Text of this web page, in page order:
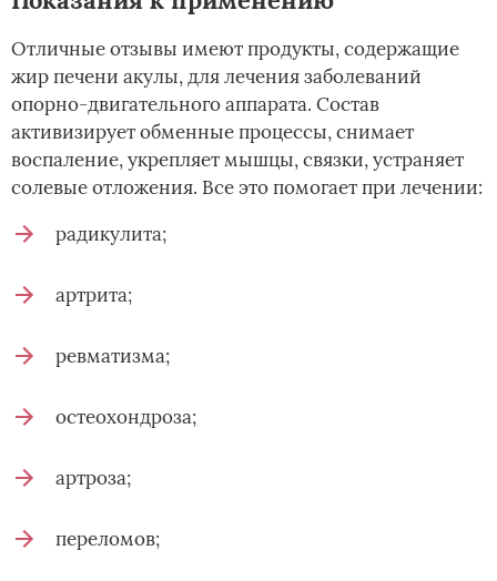
Отличные отзывы имеют продукты, содержащие
жир печени акулы, для лечения заболеваний
опорно-двигательного аппарата. Состав
активизирует обменные процессы, снимает
воспаление, укрепляет мышцы, связки, устраняет
солевые отложения. Все это помогает при лечении:
радикулита;
артрита;
ревматизма;
остеохондроза;
артроза;
переломов;